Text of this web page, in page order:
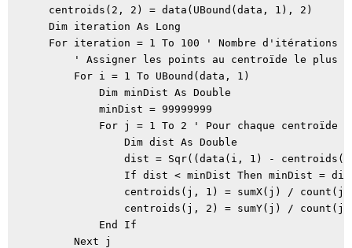
    centroids(2, 2) = data(UBound(data, 1), 2)
    Dim iteration As Long
For iteration = 1 To 100 ' Nombre d'itérations
' Assigner les points au centroïde le plus
        For i = 1 To UBound(data, 1)
            Dim minDist As Double
            minDist = 99999999
            For j = 1 To 2 ' Pour chaque centroïde
                Dim dist As Double
dist = Sqr((data(i, 1) -
If dist < minDist Then minDist =
                centroids(j, 1) = sumX(j) / count(j)
                centroids(j, 2) = sumY(j) / count(j)
            End If
        Next j